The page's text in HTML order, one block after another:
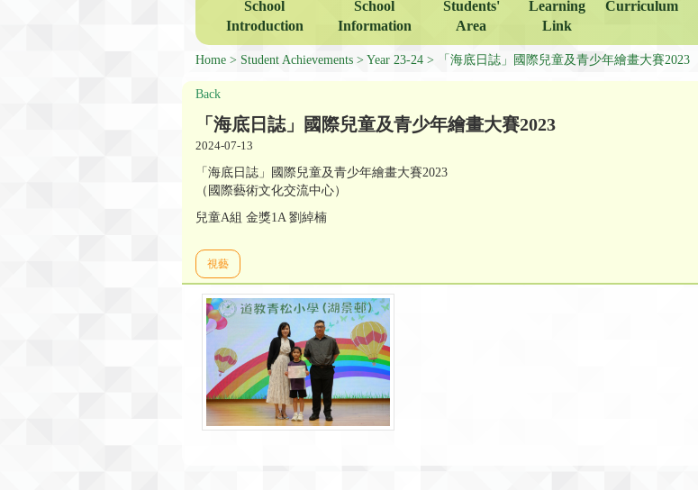
School
Introduction
School
Information
Students'
Area
Learning
Link
Curriculum
Home Student Achievements Year 23-24 「海底日誌」國際兒童及青少年繪畫大賽2023
Back
「海底日誌」國際兒童及青少年繪畫大賽2023
2024-07-13
「海底日誌」國際兒童及青少年繪畫大賽2023
（國際藝術文化交流中心）
兒童A組 金獎1A 劉綽楠
視藝